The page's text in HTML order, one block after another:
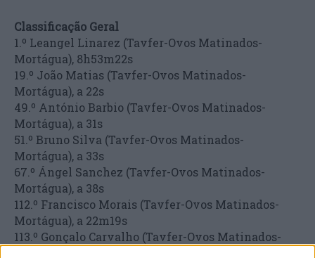
Classificação Geral
1.º Leangel Linarez (Tavfer-Ovos Matinados-
Mortágua), 8h53m22s
19.º João Matias (Tavfer-Ovos Matinados-
Mortágua), a 22s
49.º António Barbio (Tavfer-Ovos Matinados-
Mortágua), a 31s
51.º Bruno Silva (Tavfer-Ovos Matinados-
Mortágua), a 33s
67.º Ángel Sanchez (Tavfer-Ovos Matinados-
Mortágua), a 38s
112.º Francisco Morais (Tavfer-Ovos Matinados-
Mortágua), a 22m19s
113.º Gonçalo Carvalho (Tavfer-Ovos Matinados-